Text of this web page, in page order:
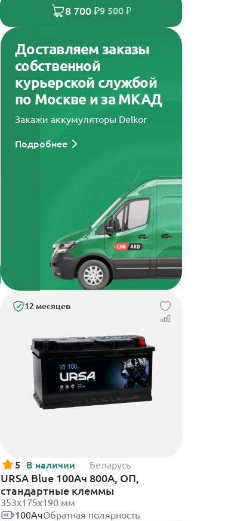
8 700 ₽9 500 ₽
Доставляем заказы
собственной
курьерской службой
по Москве и за МКАД
Закажи аккумуляторы Delkor
Подробнее
12 месяцев
5 В наличии Беларусь
URSA Blue 100Ач 800А, ОП,
стандартные клеммы
353х175х190 мм
100АчОбратная полярность